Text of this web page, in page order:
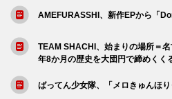
AMEFURASSHI、新作EPから「
TEAM SHACHI、始まりの場所＝
年8か月の歴史を大団円で締めくく
ばってん少女隊、「メロきゅんほ